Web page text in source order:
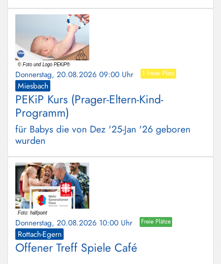
Donnerstag, 20.08.2026 09:00 Uhr 1 freier Platz
Miesbach
PEKiP Kurs (Prager-Eltern-Kind-
Programm)
für Babys die von Dez '25-Jan '26 geboren
wurden
Donnerstag, 20.08.2026 10:00 Uhr Freie Plätze
Rottach-Egern
Offener Treff Spiele Café